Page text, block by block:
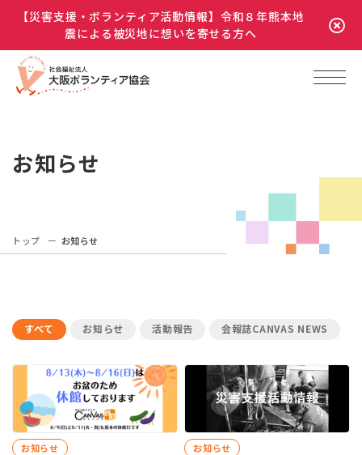
【災害支援・ボランティア活動情報】令和８年熊本地
震による被災地に想いを寄せる方へ
お知らせ
トップ お知らせ
すべて お知らせ 活動報告 会報誌CANVAS NEWS
お知らせ お知らせ